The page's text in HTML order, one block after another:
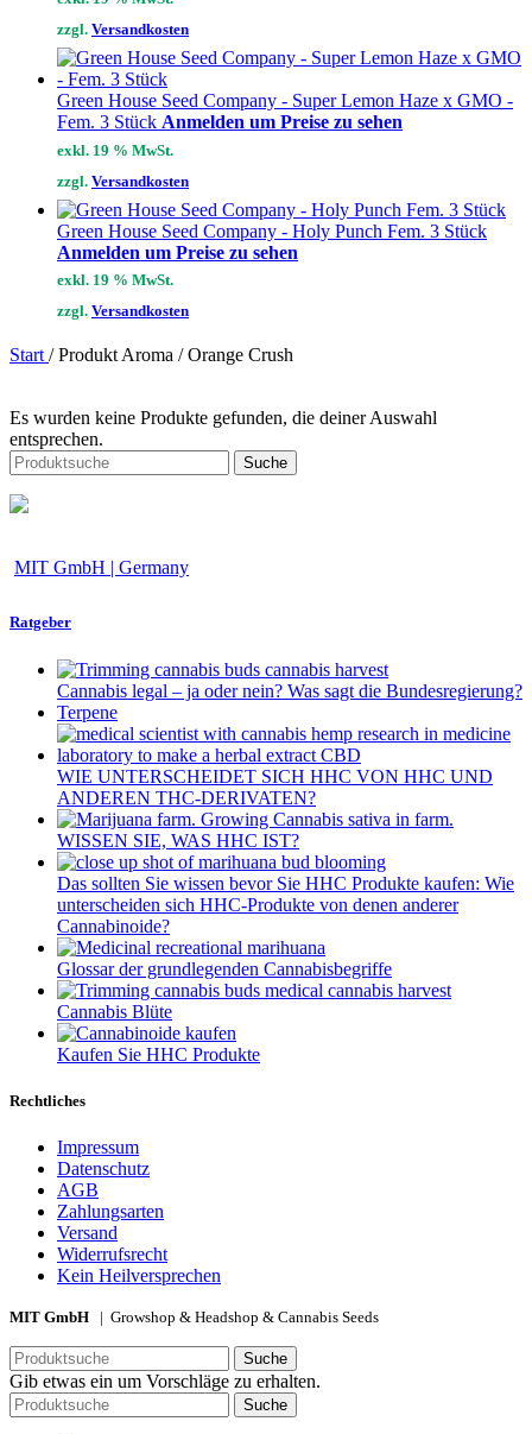
zzgl. Versandkosten
Green House Seed Company - Super Lemon Haze x GMO -
Fem. 3 Stück Anmelden um Preise zu sehen
exkl. 19 % MwSt.
zzgl. Versandkosten
Green House Seed Company - Holy Punch Fem. 3 Stück
Anmelden um Preise zu sehen
exkl. 19 % MwSt.
zzgl. Versandkosten
Start / Produkt Aroma / Orange Crush
Es wurden keine Produkte gefunden, die deiner Auswahl
entsprechen.
Suche
MIT GmbH | Germany
Ratgeber
Cannabis legal – ja oder nein? Was sagt die Bundesregierung?
Terpene
WIE UNTERSCHEIDET SICH HHC VON HHC UND
ANDEREN THC-DERIVATEN?
WISSEN SIE, WAS HHC IST?
Das sollten Sie wissen bevor Sie HHC Produkte kaufen: Wie
unterscheiden sich HHC-Produkte von denen anderer
Cannabinoide?
Glossar der grundlegenden Cannabisbegriffe
Cannabis Blüte
Kaufen Sie HHC Produkte
Rechtliches
Impressum
Datenschutz
AGB
Zahlungsarten
Versand
Widerrufsrecht
Kein Heilversprechen
MIT GmbH | Growshop & Headshop & Cannabis Seeds
Suche
Gib etwas ein um Vorschläge zu erhalten.
Suche